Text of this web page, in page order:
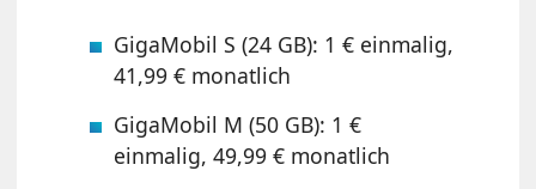
GigaMobil S (24 GB): 1 € einmalig,
41,99 € monatlich
GigaMobil M (50 GB): 1 €
einmalig, 49,99 € monatlich